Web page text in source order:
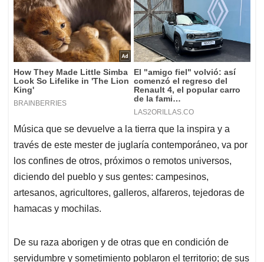
Música que se devuelve a la tierra que la inspira y a
través de este mester de juglaría contemporáneo, va por
los confines de otros, próximos o remotos universos,
diciendo del pueblo y sus gentes: campesinos,
artesanos, agricultores, galleros, alfareros, tejedoras de
hamacas y mochilas.
De su raza aborigen y de otras que en condición de
servidumbre y sometimiento poblaron el territorio; de sus